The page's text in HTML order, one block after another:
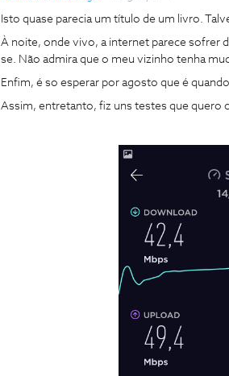
Isto quase parecia um título de um livro.
À noite, onde vivo, a internet parece sofrer
se. Não admira que o meu vizinho tenha
Enfim, é so esperar por agosto que é
Assim, entretanto, fiz uns testes que quero